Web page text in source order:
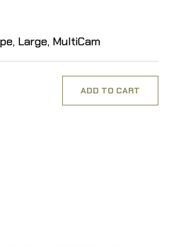
LANCER - Taktisk Kortmappe, Large, MultiCam
ADD TO CART